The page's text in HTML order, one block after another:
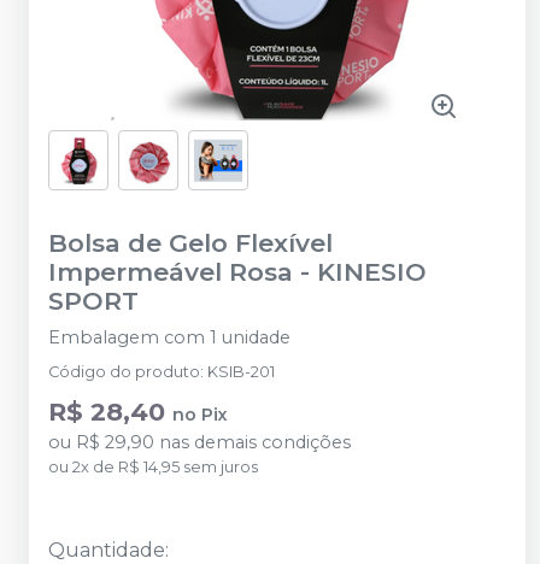
Bolsa de Gelo Flexível
Impermeável Rosa - KINESIO
SPORT
Embalagem com 1 unidade
Código do produto: KSIB-201
R$ 28,40 no Pix
ou R$ 29,90 nas demais condições
ou 2x de R$ 14,95 sem juros
Quantidade: